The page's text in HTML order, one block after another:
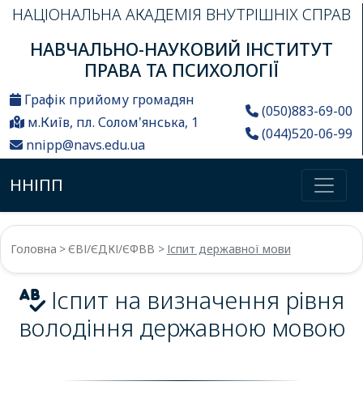
НАЦІОНАЛЬНА АКАДЕМІЯ ВНУТРІШНІХ СПРАВ
НАВЧАЛЬНО-НАУКОВИЙ ІНСТИТУТ
ПРАВА ТА ПСИХОЛОГІЇ
Графік прийому громадян
м.Київ, пл. Солом'янська, 1
nnipp@navs.edu.ua
(050)883-69-00
(044)520-06-99
ННІПП
Головна ЄВІ/ЄДКІ/ЄФВВ Іспит державної мови
Іспит на визначення рівня
володіння державною мовою